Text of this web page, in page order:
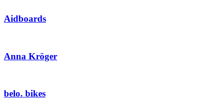
Aidboards
Anna Kröger
belo. bikes